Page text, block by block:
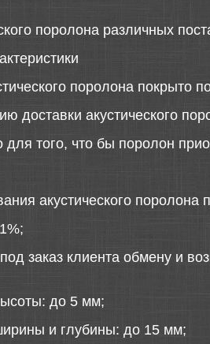
поролона различных
поролона покрыто
доставки акустического
для того, что бы поролон
акустического
заказ клиента обмену и
до 5 мм;
и глубины: до 15 мм;